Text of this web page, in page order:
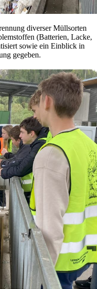
diverser Müllsorten
(Batterien, Lacke,
sowie ein Einblick in
gegeben.